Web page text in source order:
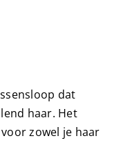
dat
haar. Het
zowel je haar